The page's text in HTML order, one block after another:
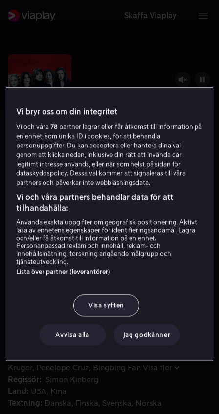
Skaffa Viaplay
Agents 355
HD
Skaffa Viaplay
Se trailer
När ett topphemligt vapen faller i händerna på en
När ett topphemligt vapen faller i händerna på en
terroristgrupp, måste ett brokigt team av fyra helt olika
kvinnor ge sig ut på ett livsfarligt, halsbrytande uppdrag
Kruger
Penelope Cruz Bingbing Fan Visa fler
Regissör
Simon Kinberg
Land
USA
Kina
Textning
Danska Finska Svenska Norska
Vi bryr oss om din integritet
Vi och våra78 partner lagrar eller får åtkomst till information på
en enhet, som unika ID i cookies, för att behandla
personuppgifter. Du kan acceptera eller hantera dina val
genom att klicka nedan, inklusive din rätt att invända där
legitimt intresse används, eller när som helst på sidan för
dataskyddspolicy. Dessa val kommer att signaleras till våra
partners och påverkar inte webbläsningsdata.
Vi och våra partners behandlar data för att
tillhandahålla:
Använda exakta uppgifter om geografisk positionering. Aktivt
läsa av enhetens egenskaper för identifieringsändamål. Lagra
och/eller få åtkomst till information på en enhet.
Personanpassad reklam och innehåll, reklam- och
innehållsmätning, forskning angående målgrupp och
tjänsteutveckling.
Lista över partner (leverantörer)
Visa syften
Avvisa alla Jag godkänner